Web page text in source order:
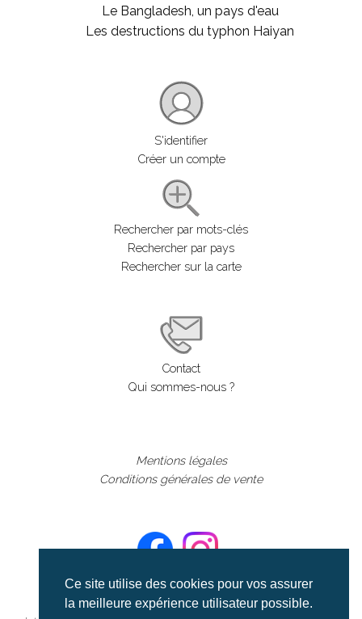
Ce site utilise des cookies pour vos assurer
la meilleure expérience utilisateur possible.
Le Bangladesh, un pays d'eau
Les destructions du typhon Haiyan
S'identifier
Créer un compte
Rechercher par mots-clés
Rechercher par pays
Rechercher sur la carte
Contact
Qui sommes-nous ?
Mentions légales
Conditions générales de vente
©aerialcollection marque déposée 2024